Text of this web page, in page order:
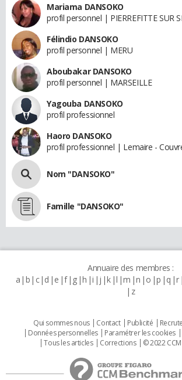
Mariama DANSOKO
profil personnel | PIERREFITTE SUR
Félindio DANSOKO
profil personnel | MERU
Aboubakar DANSOKO
profil personnel | MARSEILLE
Yagouba DANSOKO
profil professionnel
Haoro DANSOKO
profil professionnel | Lemaire -
Nom "DANSOKO"
Famille "DANSOKO"
Annuaire des membres :
a b c d e f g h i j k l m n o p q r
z
Qui sommes nous Contact Publicité
Données personnelles
Paramétrer les cookies
Tous les articles
Corrections © 2022